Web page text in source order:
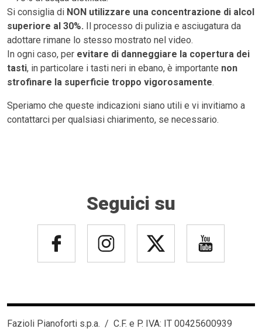
Si consiglia di NON utilizzare una concentrazione di alcol
superiore al 30%. Il processo di pulizia e asciugatura da
adottare rimane lo stesso mostrato nel video.
In ogni caso, per evitare di danneggiare la copertura dei
tasti, in particolare i tasti neri in ebano, è importante non
strofinare la superficie troppo vigorosamente.
Speriamo che queste indicazioni siano utili e vi invitiamo a
contattarci per qualsiasi chiarimento, se necessario.
Seguici su
Fazioli Pianoforti s.p.a. / C.F. e P. IVA: IT 00425600939